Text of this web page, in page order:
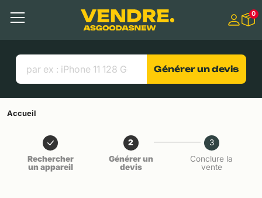
Contenu principal
Menu
Liens utiles
0
Générer un devis
Accueil
Rechercher
un appareil
2
Générer un
devis
3
Conclure la
vente